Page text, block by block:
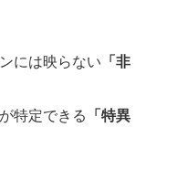
には映らない 「非
特定できる
「特異